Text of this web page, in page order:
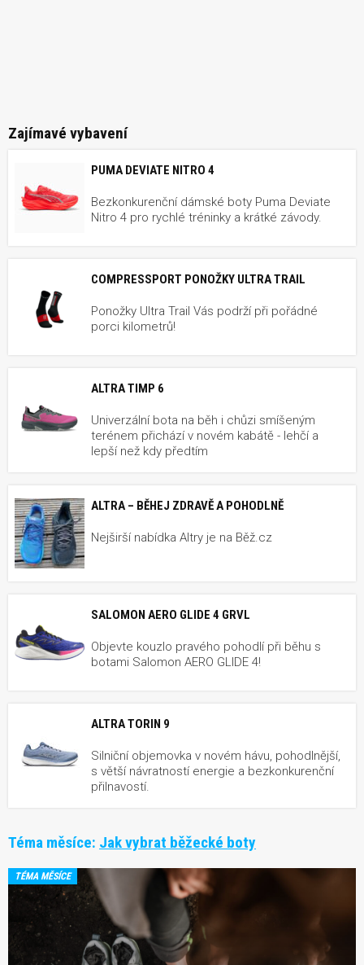
Zajímavé vybavení
PUMA DEVIATE NITRO 4
Bezkonkurenční dámské boty Puma Deviate
Nitro 4 pro rychlé tréninky a krátké závody.
COMPRESSPORT PONOŽKY ULTRA TRAIL
Ponožky Ultra Trail Vás podrží při pořádné
porci kilometrů!
ALTRA TIMP 6
Univerzální bota na běh i chůzi smíšeným
terénem přichází v novém kabátě - lehčí a
lepší než kdy předtím
ALTRA – BĚHEJ ZDRAVĚ A POHODLNĚ
Nejširší nabídka Altry je na Běž.cz
SALOMON AERO GLIDE 4 GRVL
Objevte kouzlo pravého pohodlí při běhu s
botami Salomon AERO GLIDE 4!
ALTRA TORIN 9
Silniční objemovka v novém hávu, pohodlnější,
s větší návratností energie a bezkonkurenční
přilnavostí.
Téma měsíce: Jak vybrat běžecké boty
TÉMA MĚSÍCE